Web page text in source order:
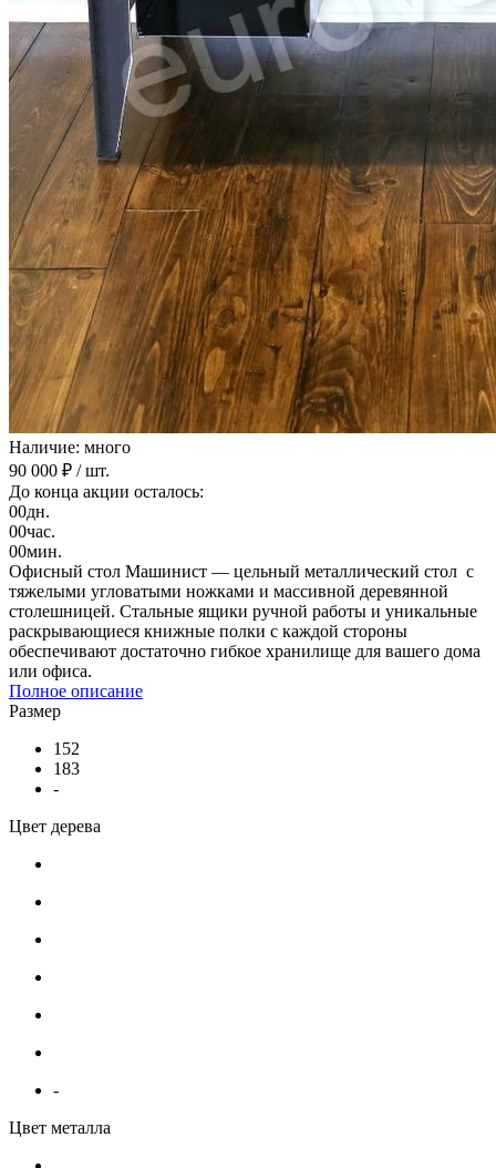
Наличие: много
90 000 ₽ / шт.
До конца акции осталось:
00дн.
00час.
00мин.
Офисный стол Машинист — цельный металлический стол с
тяжелыми угловатыми ножками и массивной деревянной
столешницей. Стальные ящики ручной работы и уникальные
раскрывающиеся книжные полки с каждой стороны
обеспечивают достаточно гибкое хранилище для вашего дома
или офиса.
Полное описание
Размер
152
183
-
Цвет дерева
-
Цвет металла